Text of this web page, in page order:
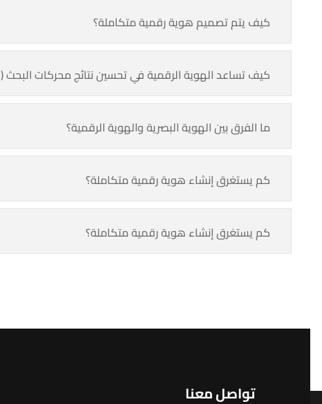
كيف يتم تصميم هوية رقمية متكاملة؟
كيف تساعد الهوية الرقمية في تحسين نتائج محركات البحث (SEO)؟
ما الفرق بين الهوية البصرية والهوية الرقمية؟
كم يستغرق إنشاء هوية رقمية متكاملة؟
كم يستغرق إنشاء هوية رقمية متكاملة؟
تواصل معنا